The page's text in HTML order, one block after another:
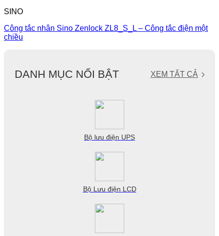
SINO
Công tắc nhân Sino Zenlock ZL8_S_L – Công tắc điện một
chiều
DANH MỤC NỔI BẬT XEM TẤT CẢ
Bộ lưu điện UPS
Bộ Lưu điện LCD